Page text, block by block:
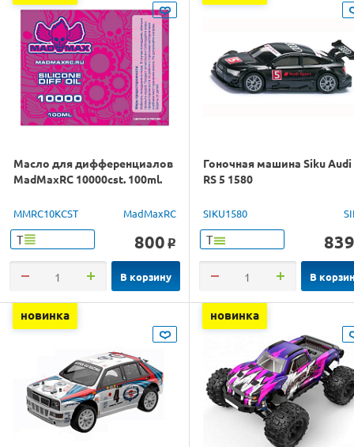
Масло для дифференциалов
MadMaxRC 10000cst. 100ml.
MMRC10KCST MadMaxRC
Т 800 o
В корзину
Гоночная машина Siku Audi
RS 5 1580
SIKU1580
Т 839
В
новинка новинка